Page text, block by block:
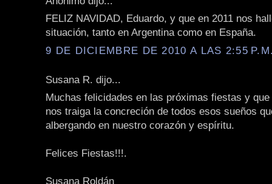
FELIZ NAVIDAD, Eduardo, y que en 2011 nos
situación, tanto en Argentina como en España.
9 DE DICIEMBRE DE 2010 A LAS 2:55
Susana R. dijo...
Muchas felicidades en las próximas fiestas y
nos traiga la concreción de todos esos sueños
albergando en nuestro corazón y espíritu.
Felices Fiestas!!!.
Susana Roldán